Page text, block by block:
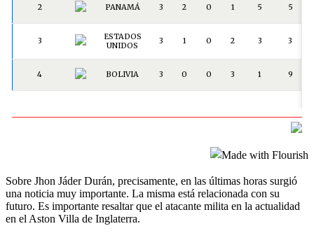
Sobre Jhon Jáder Durán, precisamente, en las últimas horas surgió
una noticia muy importante. La misma está relacionada con su
futuro. Es importante resaltar que el atacante milita en la actualidad
en el Aston Villa de Inglaterra.